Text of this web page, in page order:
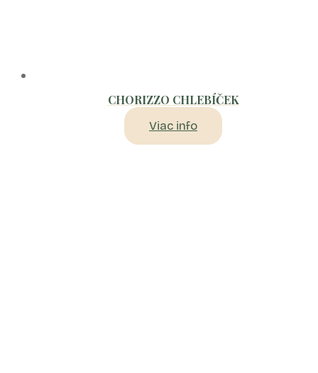
CHORIZZO CHLEBÍČEK
Viac info